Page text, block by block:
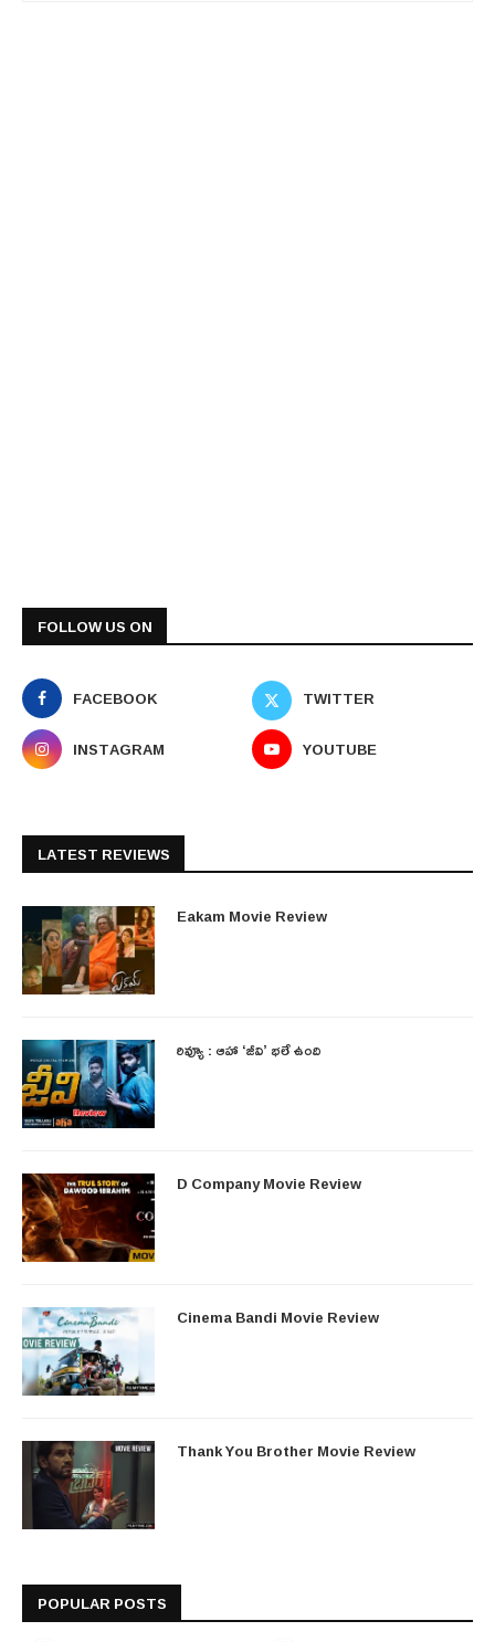
FOLLOW US ON
FACEBOOK
TWITTER
INSTAGRAM
YOUTUBE
LATEST REVIEWS
Eakam Movie Review
రివ్యూ : ఆహా ‘జీవి’ భలే ఉంది
D Company Movie Review
Cinema Bandi Movie Review
Thank You Brother Movie Review
POPULAR POSTS